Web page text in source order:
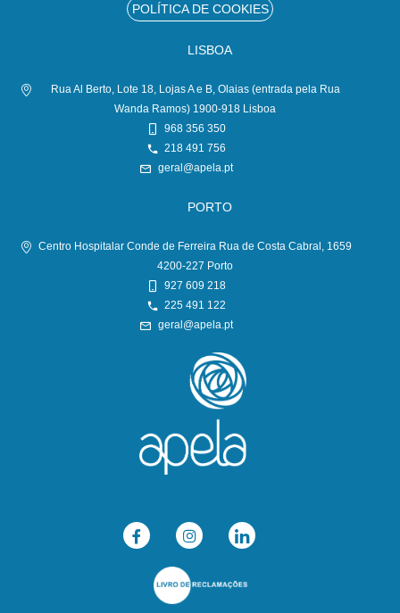
POLÍTICA DE COOKIES
LISBOA
Rua Al Berto, Lote 18, Lojas A e B, Olaias (entrada pela Rua
Wanda Ramos) 1900-918 Lisboa
968 356 350
218 491 756
geral@apela.pt
PORTO
Centro Hospitalar Conde de Ferreira Rua de Costa Cabral, 1659
4200-227 Porto
927 609 218
225 491 122
geral@apela.pt